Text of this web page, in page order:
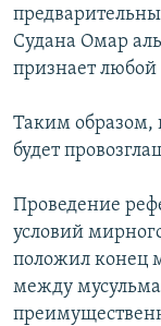
Судана Омар
признает любой
Таким образом,
будет
Проведение
условий
положил конец
между